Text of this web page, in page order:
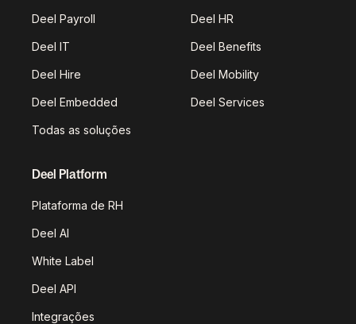
Deel Payroll Deel HR
Deel IT Deel Benefits
Deel Hire Deel Mobility
Deel Embedded Deel Services
Todas as soluções
Deel Platform
Plataforma de RH
Deel AI
White Label
Deel API
Integrações